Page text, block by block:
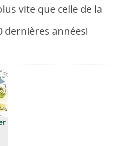
vite que celle de la
dernières années!